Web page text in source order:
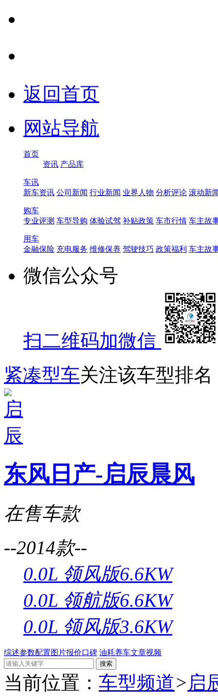
返回首页
网站导航
首页
资讯 产品库
车讯
新车资讯 公司新闻 行业新闻 业界人物 分析评论 滚动新
购车
专业评测 车型导购 体验试驾 补贴政策 车市行情 车主故
用车
金融保险 充电服务 维修保养 驾驶技巧 政策福利 车主故
微信公众号
扫二维码加微信
紧凑型车关注该车型排名
东风日产-启辰晨风
在售车款
--2014款--
0.0L 领风版6.6KW
0.0L 领航版6.6KW
0.0L 领风版3.6KW
综述参数配置图片报价口碑 油耗养车文章视频
当前位置： 车型频道> 启